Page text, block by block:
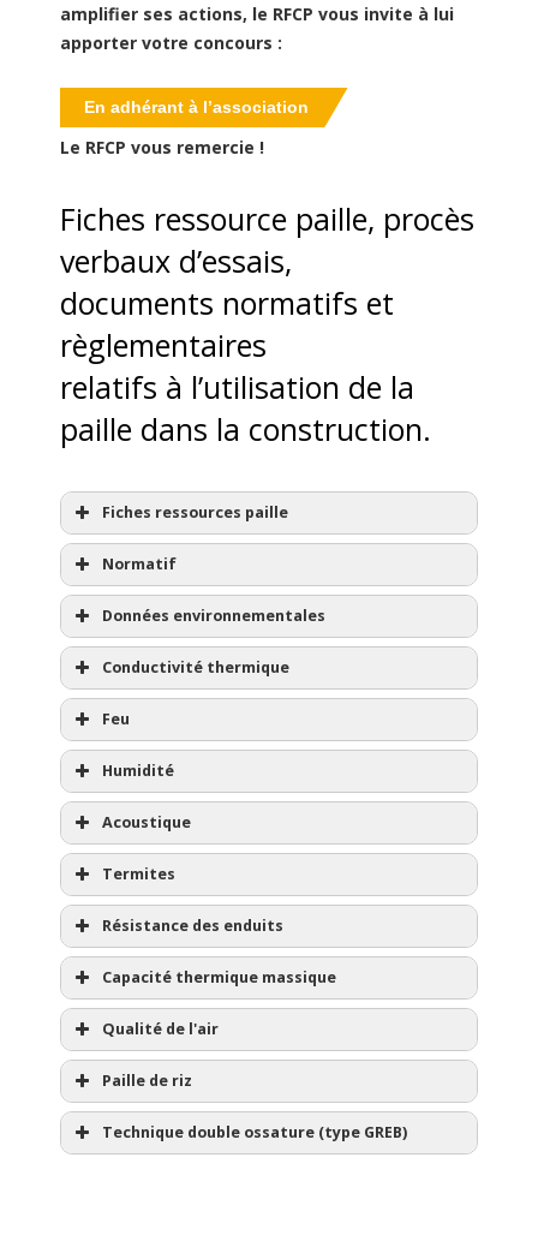
amplifier ses actions, le RFCP vous invite à lui
apporter votre concours :
En adhérant à l’association
Le RFCP vous remercie !
Fiches ressource paille, procès
verbaux d’essais,
documents normatifs et
règlementaires
relatifs à l’utilisation de la
paille dans la construction.
Fiches ressources paille
Normatif
Données environnementales
Conductivité thermique
Feu
Humidité
Acoustique
Termites
Résistance des enduits
Capacité thermique massique
Qualité de l'air
Paille de riz
Technique double ossature (type GREB)